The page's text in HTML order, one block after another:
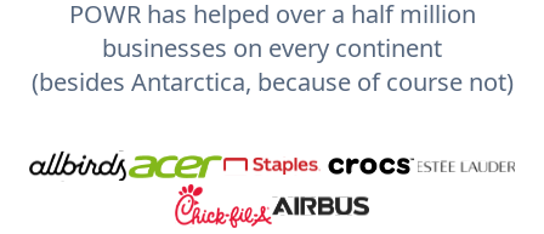
POWR has helped over a half million
businesses on every continent
(besides Antarctica, because of course not)